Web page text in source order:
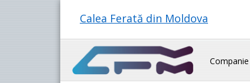
Calea Ferată din Moldova
Companie